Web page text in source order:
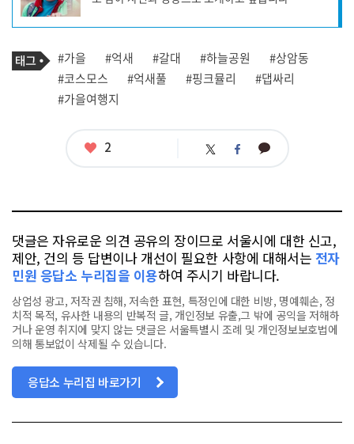
자
프
필 사
관
련
태
태
그
#가을 #억새 #갈대 #하늘공원
#상암동
#코스모스
#억새풀 #핑크뮬리
#댑싸리
#가을여행지
좋
2 트 페 카
댓글은 자유로운 의견 공유의 장이므로 서울시에 대한 신고,
제안, 건의 등 답변이나 개선이 필요한 사항에 대해서는 전자
민원 응답소 누리집을 이용하여 주시기 바랍니다.
상업성 광고, 저작권 침해, 저속한 표현, 특정인에 대한 비방, 명예훼손, 정
치적 목적, 유사한 내용의 반복적 글, 개인정보 유출,그 밖에 공익을 저해하
거나 운영 취지에 맞지 않는 댓글은 서울특별시 조례 및 개인정보보호법에
의해 통보없이 삭제될 수 있습니다.
응답소 누리집 바로가기